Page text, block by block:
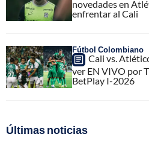
novedades en
enfrentar al Cali
Fútbol Colombiano
Cali vs.
ver EN VIVO por
BetPlay I-2026
Últimas noticias